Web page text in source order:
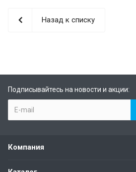
Назад к списку
Подписывайтесь на новости и акции:
Компания